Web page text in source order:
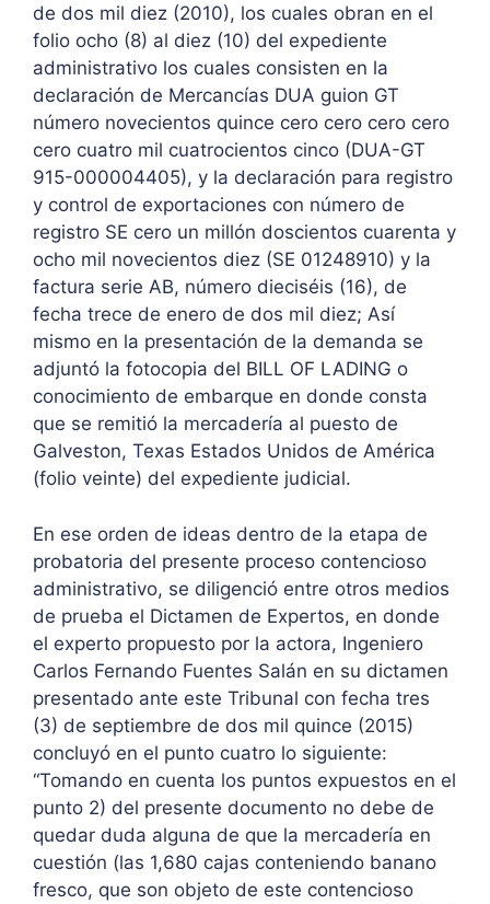
de dos mil diez (2010), los cuales obran en el
folio ocho (8) al diez (10) del expediente
administrativo los cuales consisten en la
declaración de Mercancías DUA guion GT
número novecientos quince cero cero cero cero
cero cuatro mil cuatrocientos cinco (DUA-GT
915-000004405), y la declaración para registro
y control de exportaciones con número de
registro SE cero un millón doscientos cuarenta y
ocho mil novecientos diez (SE 01248910) y la
factura serie AB, número dieciséis (16), de
fecha trece de enero de dos mil diez; Así
mismo en la presentación de la demanda se
adjuntó la fotocopia del BILL OF LADING o
conocimiento de embarque en donde consta
que se remitió la mercadería al puesto de
Galveston, Texas Estados Unidos de América
(folio veinte) del expediente judicial.
En ese orden de ideas dentro de la etapa de
probatoria del presente proceso contencioso
administrativo, se diligenció entre otros medios
de prueba el Dictamen de Expertos, en donde
el experto propuesto por la actora, Ingeniero
Carlos Fernando Fuentes Salán en su dictamen
presentado ante este Tribunal con fecha tres
(3) de septiembre de dos mil quince (2015)
concluyó en el punto cuatro lo siguiente:
“Tomando en cuenta los puntos expuestos en el
punto 2) del presente documento no debe de
quedar duda alguna de que la mercadería en
cuestión (las 1,680 cajas conteniendo banano
fresco, que son objeto de este contencioso